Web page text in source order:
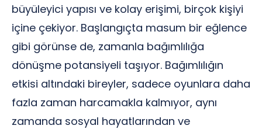
büyüleyici yapısı ve kolay erişimi, birçok kişiyi
içine çekiyor. Başlangıçta masum bir eğlence
gibi görünse de, zamanla bağımlılığa
dönüşme potansiyeli taşıyor. Bağımlılığın
etkisi altındaki bireyler, sadece oyunlara daha
fazla zaman harcamakla kalmıyor, aynı
zamanda sosyal hayatlarından ve